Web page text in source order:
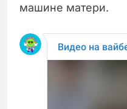
машине матери.